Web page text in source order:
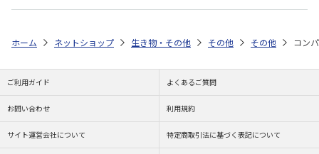
ホーム ネットショップ 生き物・その他 その他 その他 コン
ご利用ガイド よくあるご質問
お問い合わせ 利用規約
サイト運営会社について 特定商取引法に基づく表記について